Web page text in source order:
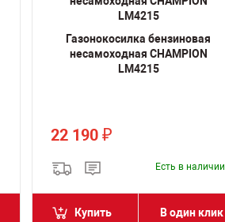
Газонокосилка бензиновая
несамоходная CHAMPION
LM4215
22 190 ₽
Есть в наличии
Купить В один клик